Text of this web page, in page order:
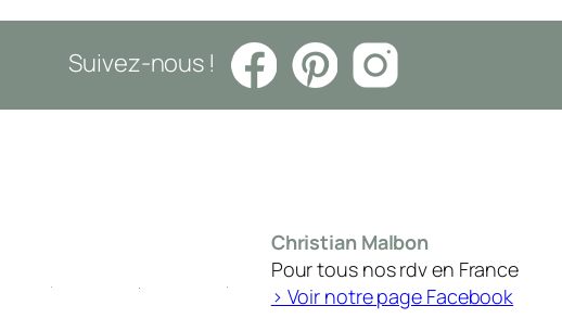
Suivez-nous !
Christian Malbon
Pour tous nos rdv en France
> Voir notre page Facebook